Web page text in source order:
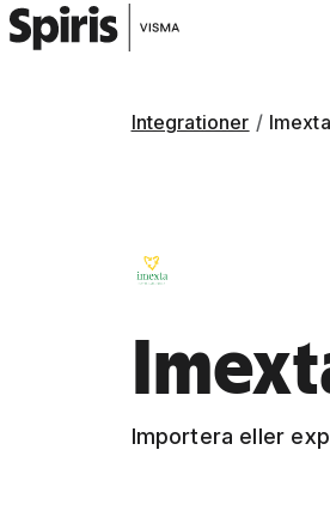
Integrationer Imexta
Importera eller